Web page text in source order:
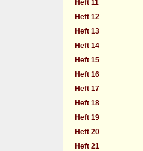
Heft 11
Heft 12
Heft 13
Heft 14
Heft 15
Heft 16
Heft 17
Heft 18
Heft 19
Heft 20
Heft 21